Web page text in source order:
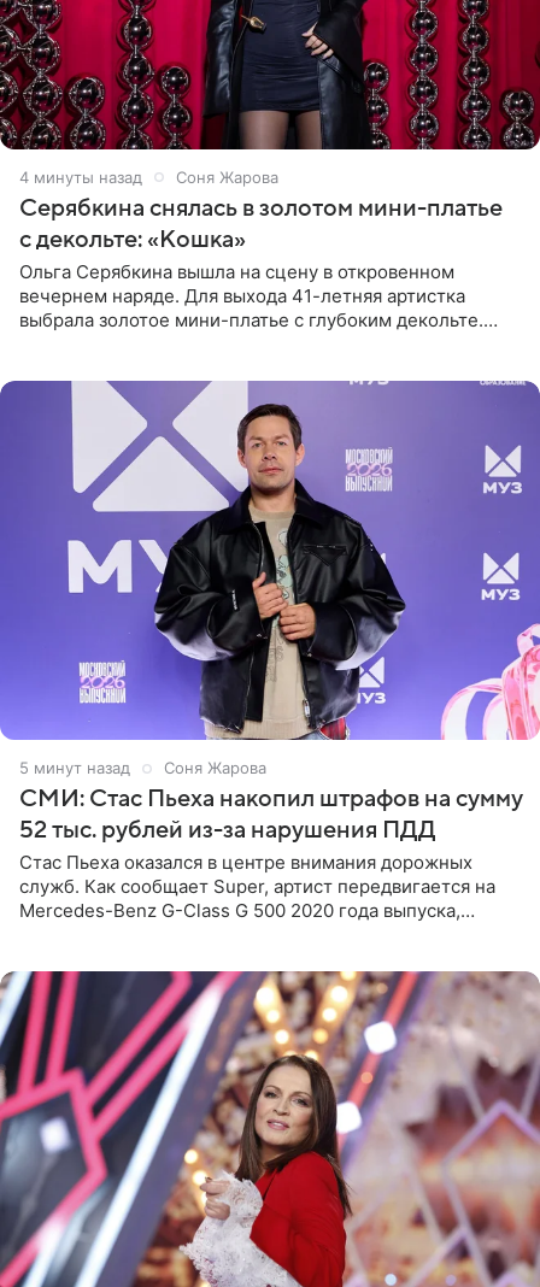
4 минуты назад Соня Жарова
Серябкина снялась в золотом мини-платье
с декольте: «Кошка»
Ольга Серябкина вышла на сцену в откровенном
вечернем наряде. Для выхода 41-летняя артистка
выбрала золотое мини-платье с глубоким декольте.
5 минут назад Соня Жарова
СМИ: Стас Пьеха накопил штрафов на сумму
52 тыс. рублей из-за нарушения ПДД
Стас Пьеха оказался в центре внимания дорожных
служб. Как сообщает Super, артист передвигается на
Mercedes-Benz G-Class G 500 2020 года выпуска,